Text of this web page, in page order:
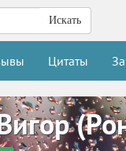
Искать
Цитаты